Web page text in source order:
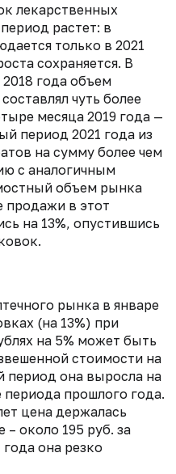
лекарственных
растет: в
только в 2021
сохраняется. В
года объем
чуть более
месяца 2019 года —
период 2021 года из
на сумму более чем
с аналогичным
объем рынка
продажи в этот
на 13%, опустившись
рынка в январе
(на 13%) при
на 5% может быть
стоимости на
период она выросла на
периода прошлого года.
цена держалась
около 195 руб. за
года она резко